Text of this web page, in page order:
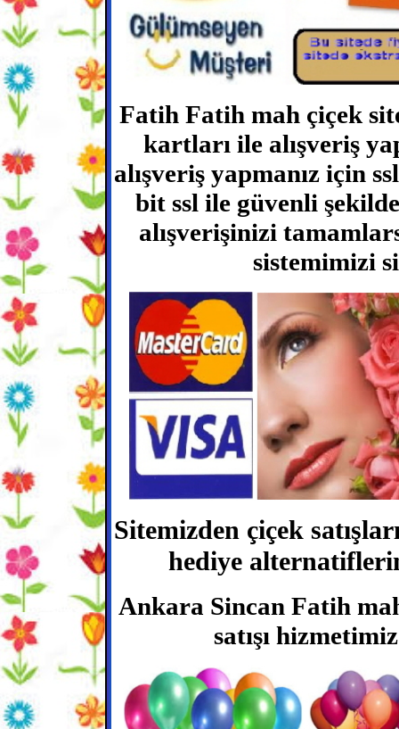
Fatih Fatih mah çiçek
kartları ile alışveriş
alışveriş yapmanız için
bit ssl ile güvenli
alışverişinizi
sistemimizi
Sitemizden çiçek
hediye
Ankara Sincan Fatih
satışı